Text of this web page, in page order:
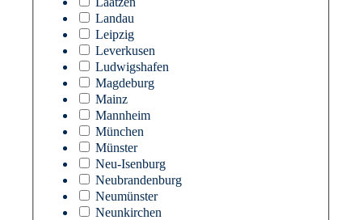
Landau
Leipzig
Leverkusen
Ludwigshafen
Magdeburg
Mainz
Mannheim
München
Münster
Neu-Isenburg
Neubrandenburg
Neumünster
Neunkirchen